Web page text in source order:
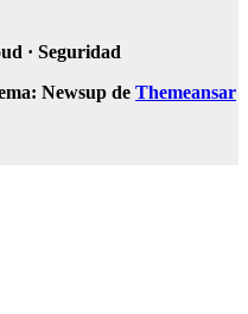
· Seguridad
Newsup de Themeansar